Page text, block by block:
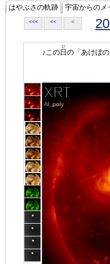
はやぶさの軌跡 宇宙からのメ
<<< << <
♪この日
ひ
の「あけぼの